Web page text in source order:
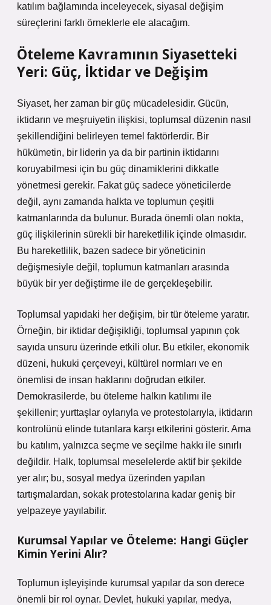
katılım bağlamında inceleyecek, siyasal değişim
süreçlerini farklı örneklerle ele alacağım.
Öteleme Kavramının Siyasetteki
Yeri: Güç, İktidar ve Değişim
Siyaset, her zaman bir güç mücadelesidir. Gücün,
iktidarın ve meşruiyetin ilişkisi, toplumsal düzenin nasıl
şekillendiğini belirleyen temel faktörlerdir. Bir
hükümetin, bir liderin ya da bir partinin iktidarını
koruyabilmesi için bu güç dinamiklerini dikkatle
yönetmesi gerekir. Fakat güç sadece yöneticilerde
değil, aynı zamanda halkta ve toplumun çeşitli
katmanlarında da bulunur. Burada önemli olan nokta,
güç ilişkilerinin sürekli bir hareketlilik içinde olmasıdır.
Bu hareketlilik, bazen sadece bir yöneticinin
değişmesiyle değil, toplumun katmanları arasında
büyük bir yer değiştirme ile de gerçekleşebilir.
Toplumsal yapıdaki her değişim, bir tür öteleme yaratır.
Örneğin, bir iktidar değişikliği, toplumsal yapının çok
sayıda unsuru üzerinde etkili olur. Bu etkiler, ekonomik
düzeni, hukuki çerçeveyi, kültürel normları ve en
önemlisi de insan haklarını doğrudan etkiler.
Demokrasilerde, bu öteleme halkın katılımı ile
şekillenir; yurttaşlar oylarıyla ve protestolarıyla, iktidarın
kontrolünü elinde tutanlara karşı etkilerini gösterir. Ama
bu katılım, yalnızca seçme ve seçilme hakkı ile sınırlı
değildir. Halk, toplumsal meselelerde aktif bir şekilde
yer alır; bu, sosyal medya üzerinden yapılan
tartışmalardan, sokak protestolarına kadar geniş bir
yelpazeye yayılabilir.
Kurumsal Yapılar ve Öteleme: Hangi Güçler
Kimin Yerini Alır?
Toplumun işleyişinde kurumsal yapılar da son derece
önemli bir rol oynar. Devlet, hukuki yapılar, medya,